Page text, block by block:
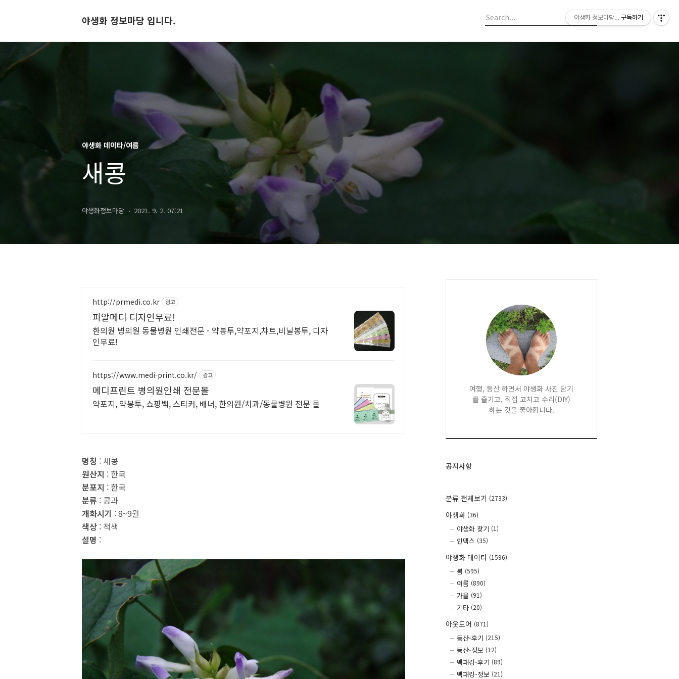
야생화 정보마당 입니다.
야생화 데이타/여름
새콩
야생화정보마당 2021. 9. 2. 07:21
http://prmedi.co.kr 광고
피알메디 디자인무료!
한의원 병의원 동물병원 인쇄전문 - 약봉투,약포지,챠트,비닐봉투, 디자
인무료!
https://www.medi-print.co.kr/ 광고
메디프린트 병의원인쇄 전문몰
약포지, 약봉투, 쇼핑백, 스티커, 배너, 한의원/치과/동물병원 전문 몰
명칭 : 새콩
원산지 : 한국
분포지 : 한국
분류 : 콩과
개화시기 : 8~9월
색상 : 적색
설명 :
여행, 등산 하면서 야생화 사진 담기
를 즐기고, 직접 고치고 수리(DIY)
하는 것을 좋아합니다.
공지사항
분류 전체보기 (2733)
야생화 (36)
야생화 찾기 (1)
인덱스 (35)
야생화 데이타 (1596)
봄 (595)
여름 (890)
가을 (91)
기타 (20)
아웃도어 (871)
등산-후기 (215)
등산-정보 (12)
백패킹-후기 (89)
백패킹-정보 (21)
야생화 정보마당 입니다.
구독하기